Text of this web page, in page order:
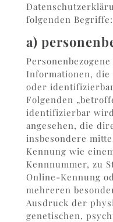
folgenden Begriffe:
a)
Informationen,
oder
Folgenden
identifizierbar
angesehen, die
insbesondere
Kennung wie
Kennnummer, zu
Online-Kennung
mehreren
Ausdruck der
genetischen,